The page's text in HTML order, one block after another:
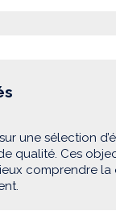
une sélection
qualité. Ces
comprendre la